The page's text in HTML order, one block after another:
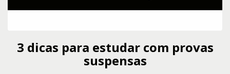
3 dicas para estudar com provas
suspensas